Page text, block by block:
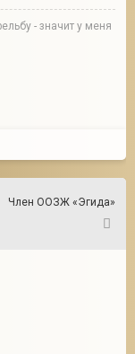
- значит у меня
Член ООЗЖ «Эгида»